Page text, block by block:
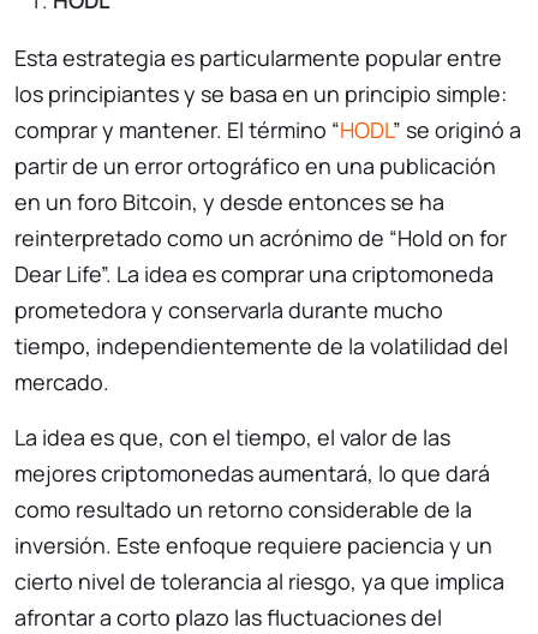
Esta estrategia es particularmente popular entre
los principiantes y se basa en un principio simple:
comprar y mantener. El término “HODL” se originó a
partir de un error ortográfico en una publicación
en un foro Bitcoin, y desde entonces se ha
reinterpretado como un acrónimo de “Hold on for
Dear Life”. La idea es comprar una criptomoneda
prometedora y conservarla durante mucho
tiempo, independientemente de la volatilidad del
mercado.
La idea es que, con el tiempo, el valor de las
mejores criptomonedas aumentará, lo que dará
como resultado un retorno considerable de la
inversión. Este enfoque requiere paciencia y un
cierto nivel de tolerancia al riesgo, ya que implica
afrontar a corto plazo las fluctuaciones del